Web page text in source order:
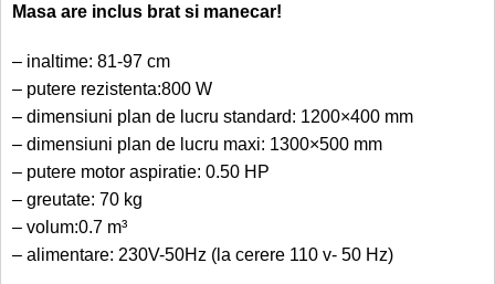
Masa are inclus brat si manecar!
– inaltime: 81-97 cm
– putere rezistenta:800 W
– dimensiuni plan de lucru standard: 1200×400 mm
– dimensiuni plan de lucru maxi: 1300×500 mm
– putere motor aspiratie: 0.50 HP
– greutate: 70 kg
– volum:0.7 m³
– alimentare: 230V-50Hz (la cerere 110 v- 50 Hz)